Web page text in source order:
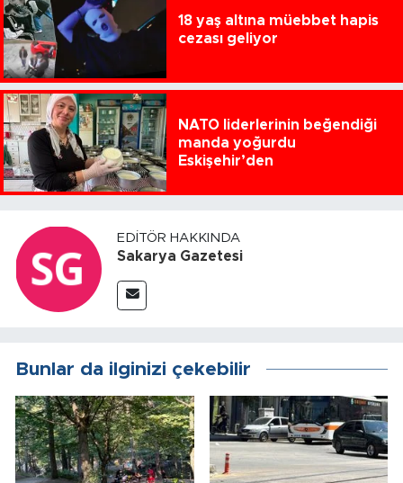
18 yaş altına müebbet hapis
cezası geliyor
NATO liderlerinin beğendiği
manda yoğurdu
Eskişehir’den
EDITÖR HAKKINDA
Sakarya Gazetesi
Bunlar da ilginizi çekebilir